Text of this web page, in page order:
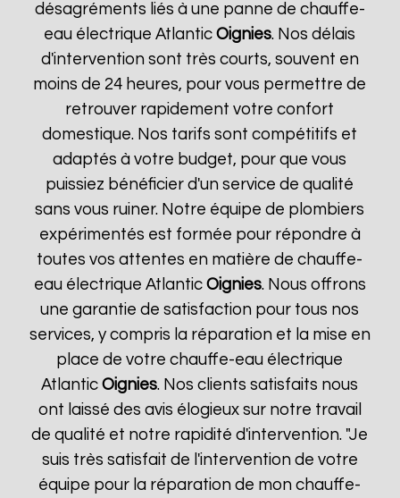
désagréments liés à une panne de chauffe-
eau électrique AtlanticOignies. Nos délais
d'intervention sont très courts, souvent en
moins de 24 heures, pour vous permettre de
retrouver rapidement votre confort
domestique. Nos tarifs sont compétitifs et
adaptés à votre budget, pour que vous
puissiez bénéficier d'un service de qualité
sans vous ruiner. Notre équipe de plombiers
expérimentés est formée pour répondre à
toutes vos attentes en matière de chauffe-
eau électrique Atlantic Oignies. Nous offrons
une garantie de satisfaction pour tous nos
services, y compris la réparation et la mise en
place de votre chauffe-eau électrique
AtlanticOignies. Nos clients satisfaits nous
ont laissé des avis élogieux sur notre travail
de qualité et notre rapidité d'intervention. "Je
suis très satisfait de l'intervention de votre
équipe pour la réparation de mon chauffe-